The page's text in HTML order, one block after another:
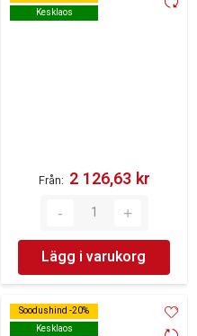
Kesklaos
Kesklaos
Från 2 126,63 kr‎
Lägg i varukorg
Soodushind -20%
Kesklaos
Soodushind -20%
Kesklaos